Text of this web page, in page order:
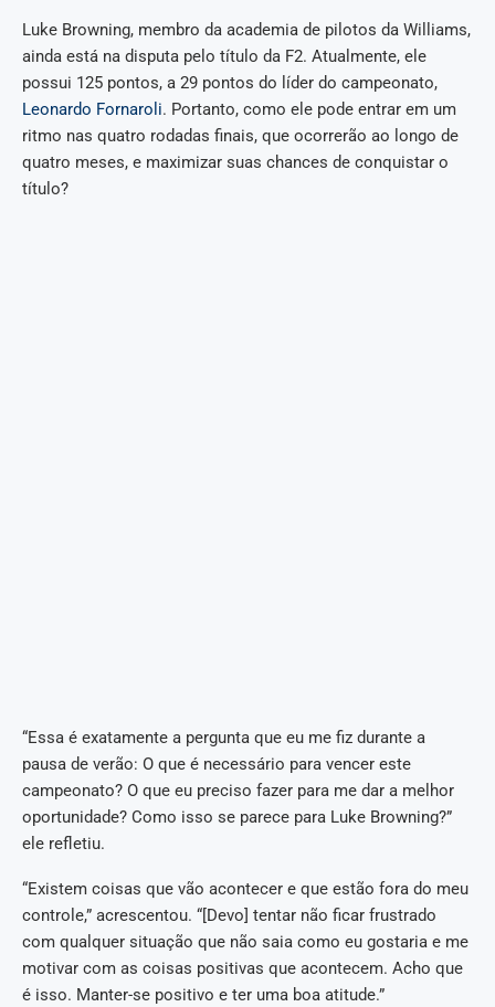
Luke Browning, membro da academia de pilotos da Williams,
ainda está na disputa pelo título da F2. Atualmente, ele
possui 125 pontos, a 29 pontos do líder do campeonato,
Leonardo Fornaroli. Portanto, como ele pode entrar em um
ritmo nas quatro rodadas finais, que ocorrerão ao longo de
quatro meses, e maximizar suas chances de conquistar o
título?
“Essa é exatamente a pergunta que eu me fiz durante a
pausa de verão: O que é necessário para vencer este
campeonato? O que eu preciso fazer para me dar a melhor
oportunidade? Como isso se parece para Luke Browning?”
ele refletiu.
“Existem coisas que vão acontecer e que estão fora do meu
controle,” acrescentou. “[Devo] tentar não ficar frustrado
com qualquer situação que não saia como eu gostaria e me
motivar com as coisas positivas que acontecem. Acho que
é isso. Manter-se positivo e ter uma boa atitude.”